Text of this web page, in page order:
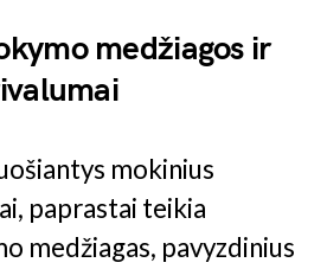
medžiagos ir
mokinius
paprastai teikia
medžiagas, pavyzdinius